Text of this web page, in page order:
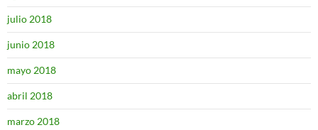
julio 2018
junio 2018
mayo 2018
abril 2018
marzo 2018